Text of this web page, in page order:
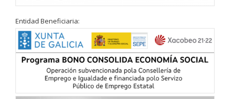
Entidad Beneficiaria: